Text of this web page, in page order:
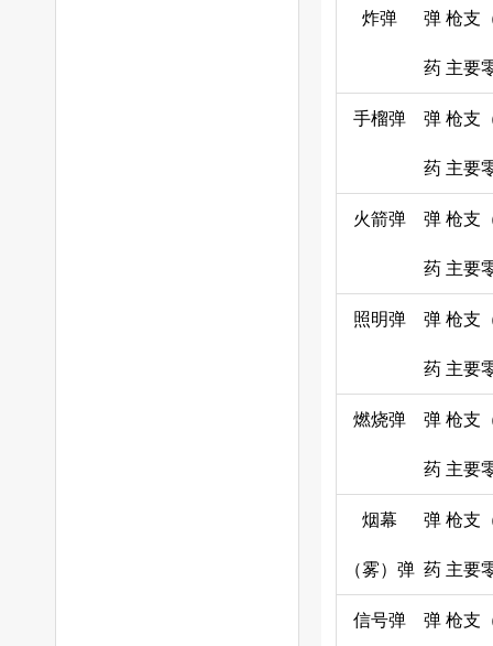
炸弹 弹
药
枪支
主要
手榴弹 弹
药
枪支
主要
火箭弹 弹
药
枪支
主要
照明弹 弹
药
枪支
主要
燃烧弹 弹
药
枪支
主要
烟幕
（雾）弹
弹
药
枪支
主要
信号弹 弹 枪支